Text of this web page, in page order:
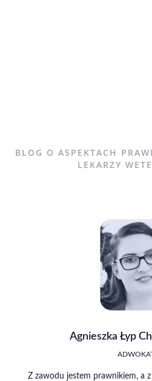
BLOG O ASPEKTACH
LEKARZY
Agnieszka Łyp
Z zawodu jestem prawnikiem, a